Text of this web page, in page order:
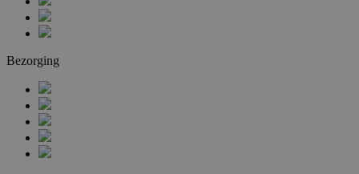
Bezorging